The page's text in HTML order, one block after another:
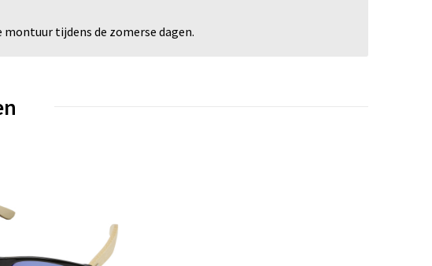
tijdens de zomerse dagen.